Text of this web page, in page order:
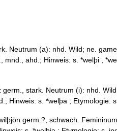
Neutrum (a): nhd. Wild; ne.
mnd., ahd.; Hinweis: s. *welþi ,
stark. Neutrum (i): nhd.
Hinweis: s. *welþa ;
germ.?, schwach.